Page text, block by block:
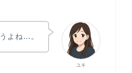
ユキ
よね…。